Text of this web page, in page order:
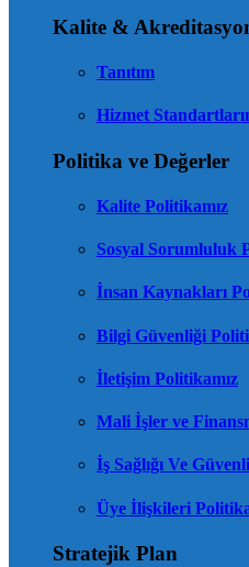
Kalite &
Tanıtım
Hizmet
Politika ve Değerler
Kalite Politikamız
Sosyal Sorumluluk
İnsan Kaynakları
Bilgi Güvenliği
İletişim Politikamız
Mali İşler ve
İş Sağlığı Ve
Üye İlişkileri
Stratejik Plan